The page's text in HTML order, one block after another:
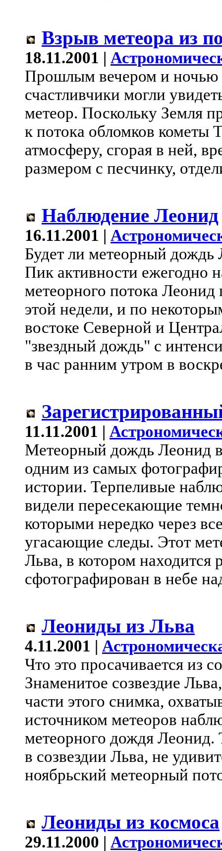
Взрыв метеора из
18.11.2001 |
Прошлым вечером и ночью
счастливчики могли
метеор. Поскольку Земля
к потока обломков кометы
атмосферу, сгорая в ней,
размером с песчинку,
Наблюдение Леонид
16.11.2001 |
Будет ли метеорный дождь
Пик активности ежегодно
метеорного потока
этой недели, и по
востоке Северной и
"звездный дождь" с
в час ранним утром в
11.11.2001 |
Метеорный дождь Леонид в
одним из самых
истории. Терпеливые
видели пересекающие
которыми нередко через
угасающие следы. Этот
Льва, в котором находится
сфотографирован в небе
Леониды из Льва
4.11.2001 |
Что это просачивается из
Знаменитое созвездие
части этого снимка,
источником метеоров
метеорного дождя Леонид.
в созвездии Льва, не
ноябрьский метеорный
Леониды из космоса
29.11.2000 |